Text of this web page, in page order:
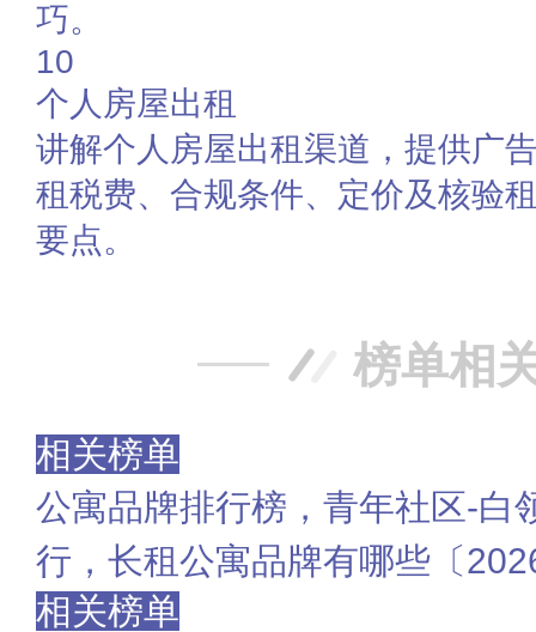
巧。
10
个人房屋出租
讲解个人房屋出租渠道，提供广
租税费、合规条件、定价及核验
要点。
榜单相
相关榜单
公寓品牌排行榜，青年社区-白
行，长租公寓品牌有哪些〔
相关榜单